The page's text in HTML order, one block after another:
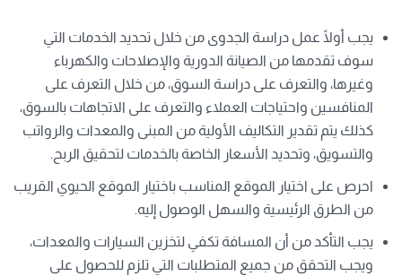
يجب أولًا عمل دراسة الجدوى من خلال تحديد الخدمات التي
سوف تقدمها من الصيانة الدورية والإصلاحات والكهرباء
وغيرها، والتعرف على دراسة السوق، من خلال التعرف على
المنافسين واحتياجات العملاء والتعرف على الاتجاهات بالسوق،
كذلك يتم تقدير التكاليف الأولية من المبنى والمعدات والرواتب
والتسويق، وتحديد الأسعار الخاصة بالخدمات لتحقيق الربح.
احرص على اختيار الموقع المناسب باختيار الموقع الحيوي القريب
من الطرق الرئيسية والسهل الوصول إليه.
يجب التأكد من أن المسافة تكفي لتخزين السيارات والمعدات،
ويجب التحقق من جميع المتطلبات التي تلزم للحصول على